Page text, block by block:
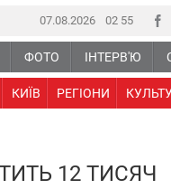
07.08.2026 02:55
ФОТО ІНТЕРВ'Ю
КИЇВ РЕГІОНИ
12 ТИСЯЧ